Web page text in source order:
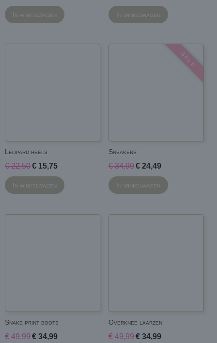
In winkelwagen In winkelwagen
Leopard heels
€ 22,50€ 15,75
In winkelwagen
S A L E
Sneakers
€ 34,99€ 24,49
In winkelwagen
Snake print boots
€ 49,99€ 34,99
Overknee laarzen
€ 49,99€ 34,99